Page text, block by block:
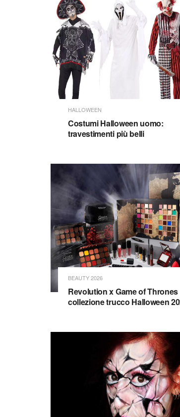
HALLOWEEN
Costumi Halloween uomo:
travestimenti più belli
BEAUTY 2026
Revolution x Game of Thrones
collezione trucco Halloween